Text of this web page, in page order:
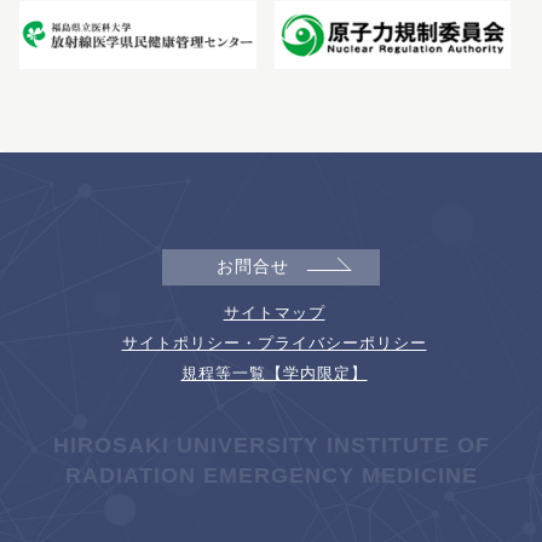
お問合せ
サイトマップ
サイトポリシー・プライバシーポリシー
規程等一覧【学内限定】
HIROSAKI UNIVERSITY INSTITUTE OF
RADIATION EMERGENCY MEDICINE